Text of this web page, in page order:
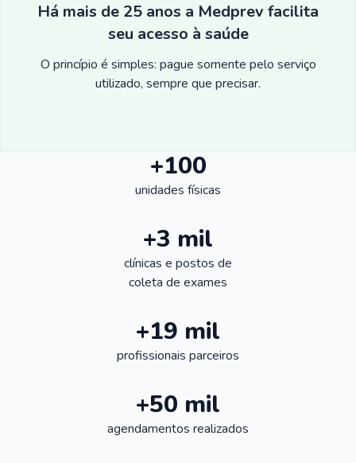
Há mais de 25 anos a Medprev facilita
seu acesso à saúde
O princípio é simples: pague somente pelo serviço
utilizado, sempre que precisar.
+100
unidades físicas
+3 mil
clínicas e postos de
coleta de exames
+19 mil
profissionais parceiros
+50 mil
agendamentos realizados